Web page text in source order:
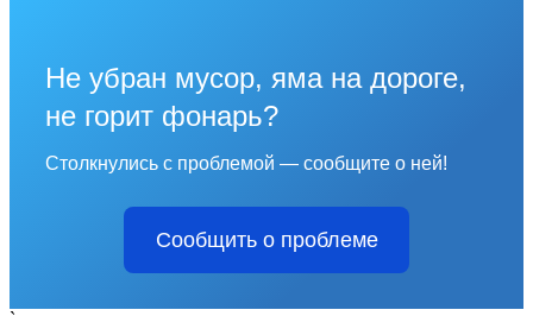
Не убран мусор, яма на дороге,
не горит фонарь?
Столкнулись с проблемой — сообщите о ней!
Сообщить о проблеме
`